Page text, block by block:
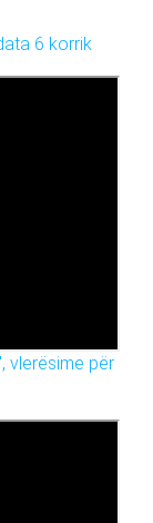
6 korrik
vlerësime për